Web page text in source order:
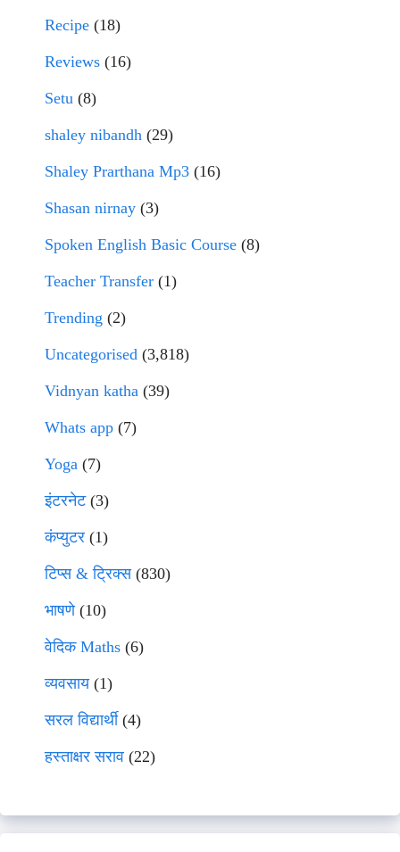
Recipe (18)
Reviews (16)
Setu (8)
shaley nibandh (29)
Shaley Prarthana Mp3 (16)
Shasan nirnay (3)
Spoken English Basic Course (8)
Teacher Transfer (1)
Trending (2)
Uncategorised (3,818)
Vidnyan katha (39)
Whats app (7)
Yoga (7)
इंटरनेट(3)
कंप्युटर (1)
टिप्स & ट्रिक्स(830)
भाषणे(10)
वेदिक Maths (6)
व्यवसाय(1)
सरल विद्यार्थी(4)
हस्ताक्षर सराव (22)